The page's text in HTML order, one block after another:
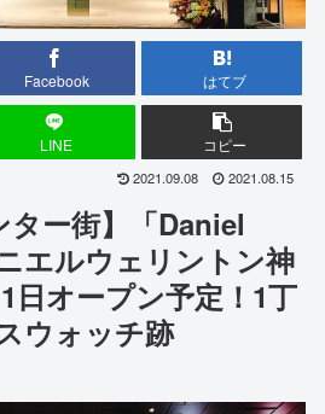
Facebook はてブ
LINE コピー
2021.09.08 2021.08.15
ター街】「Daniel
エルウェリントン神
日オープン予定！1丁
ウォッチ跡